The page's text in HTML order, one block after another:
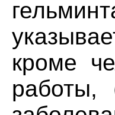
кроме
работы,